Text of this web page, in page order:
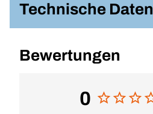
Technische Daten
Bewertungen
0